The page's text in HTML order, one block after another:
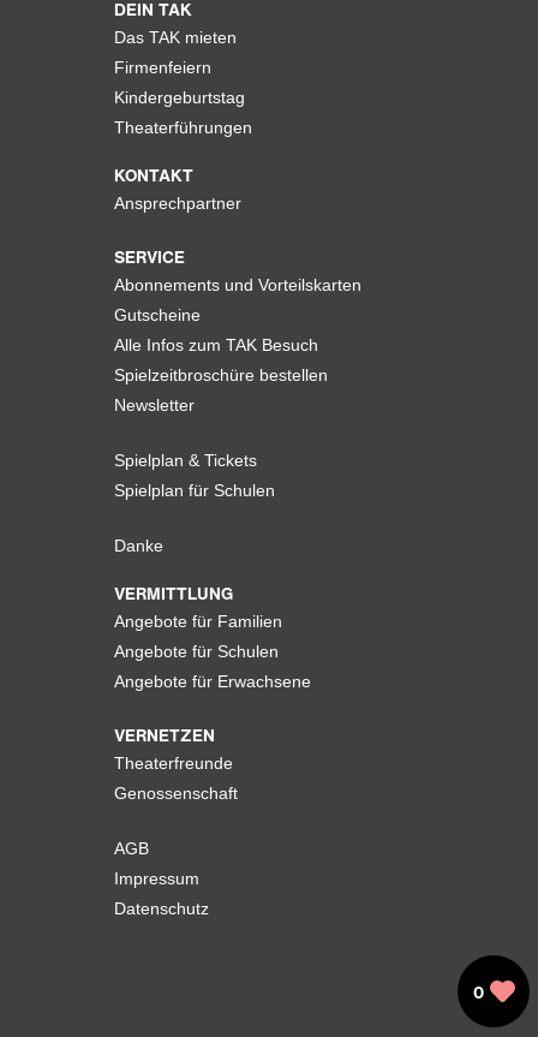
0
DEIN TAK
Das TAK mieten
Firmenfeiern
Kindergeburtstag
Theaterführungen
KONTAKT
Ansprechpartner
SERVICE
Abonnements und Vorteilskarten
Gutscheine
Alle Infos zum TAK Besuch
Spielzeitbroschüre bestellen
Newsletter
Spielplan & Tickets
Spielplan für Schulen
Danke
VERMITTLUNG
Angebote für Familien
Angebote für Schulen
Angebote für Erwachsene
VERNETZEN
Theaterfreunde
Genossenschaft
AGB
Impressum
Datenschutz